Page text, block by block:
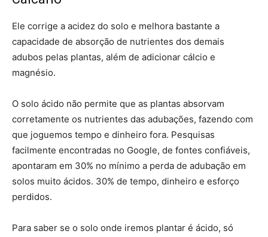
Ele corrige a acidez do solo e melhora bastante a
capacidade de absorção de nutrientes dos demais
adubos pelas plantas, além de adicionar cálcio e
magnésio.
O solo ácido não permite que as plantas absorvam
corretamente os nutrientes das adubações, fazendo com
que joguemos tempo e dinheiro fora. Pesquisas
facilmente encontradas no Google, de fontes confiáveis,
apontaram em 30% no mínimo a perda de adubação em
solos muito ácidos. 30% de tempo, dinheiro e esforço
perdidos.
Para saber se o solo onde iremos plantar é ácido, só